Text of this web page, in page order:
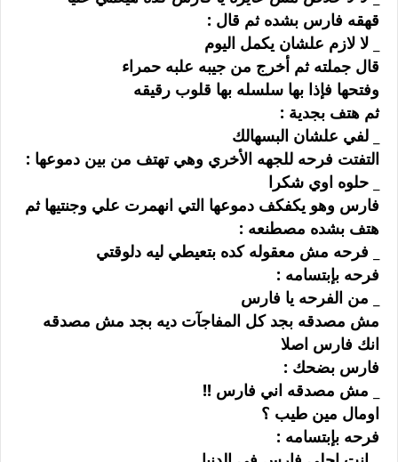
ﻗﻬﻘﻪ ﻓﺎﺭﺱ ﺑﺸﺪﻩ ﺛﻢ ﻗﺎﻝ :
_ ﻻ ﻻﺯﻡ ﻋﻠﺸﺎﻥ ﻳﻜﻤﻞ ﺍﻟﻴﻮﻡ
ﻗﺎﻝ ﺟﻤﻠﺘﻪ ﺛﻢ ﺃﺧﺮﺝ ﻣﻦ ﺟﻴﺒﻪ ﻋﻠﺒﻪ ﺣﻤﺮﺍﺀ
ﻭﻓﺘﺤﻬﺎ ﻓﺈﺫﺍ ﺑﻬﺎ ﺳﻠﺴﻠﻪ ﺑﻬﺎ ﻗﻠﻮﺏ ﺭﻗﻴﻘﻪ
ﺛﻢ ﻫﺘﻒ ﺑﺠﺪﻳﺔ :
_ ﻟﻔﻲ ﻋﻠﺸﺎﻥ ﺍﻟﺒﺴﻬﺎﻟﻚ
ﺍﻟﺘﻔﺘﺖ ﻓﺮﺣﻪ ﻟﻠﺠﻬﻪ ﺍﻷﺧﺮﻱ ﻭﻫﻲ ﺗﻬﺘﻒ ﻣﻦ ﺑﻴﻦ ﺩﻣﻮﻋﻬﺎ :
_ ﺣﻠﻮﻩ ﺍﻭﻱ ﺷﻜﺮﺍ
ﻓﺎﺭﺱ ﻭﻫﻮ ﻳﻜﻔﻜﻒ ﺩﻣﻮﻋﻬﺎ ﺍﻟﺘﻲ ﺍﻧﻬﻤﺮﺕ ﻋﻠﻲ ﻭﺟﻨﺘﻴﻬﺎ ﺛﻢ
ﻫﺘﻒ ﺑﺸﺪﻩ ﻣﺼﻄﻨﻌﻪ :
_ ﻓﺮﺣﻪ ﻣﺶ ﻣﻌﻘﻮﻟﻪ ﻛﺪﻩ ﺑﺘﻌﻴﻄﻲ ﻟﻴﻪ ﺩﻟﻮﻗﺘﻲ
ﻓﺮﺣﻪ ﺑﺈﺑﺘﺴﺎﻣﻪ :
_ ﻣﻦ ﺍﻟﻔﺮﺣﻪ ﻳﺎ ﻓﺎﺭﺱ
ﻣﺶ ﻣﺼﺪﻗﻪ ﺑﺠﺪ ﻛﻞ ﺍﻟﻤﻔﺎﺟﺂﺕ ﺩﻳﻪ ﺑﺠﺪ ﻣﺶ ﻣﺼﺪﻗﻪ
ﺍﻧﻚ ﻓﺎﺭﺱ ﺍﺻﻼ
ﻓﺎﺭﺱ ﺑﻀﺤﻚ :
_ ﻣﺶ ﻣﺼﺪﻗﻪ ﺍﻧﻲ ﻓﺎﺭﺱ !!
ﺍﻭﻣﺎﻝ ﻣﻴﻦ ﻃﻴﺐ ؟
ﻓﺮﺣﻪ ﺑﺈﺑﺘﺴﺎﻣﻪ :